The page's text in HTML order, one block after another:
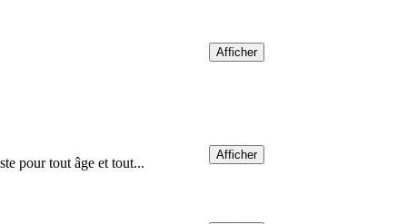
Afficher
pour tout âge et tout...
Afficher